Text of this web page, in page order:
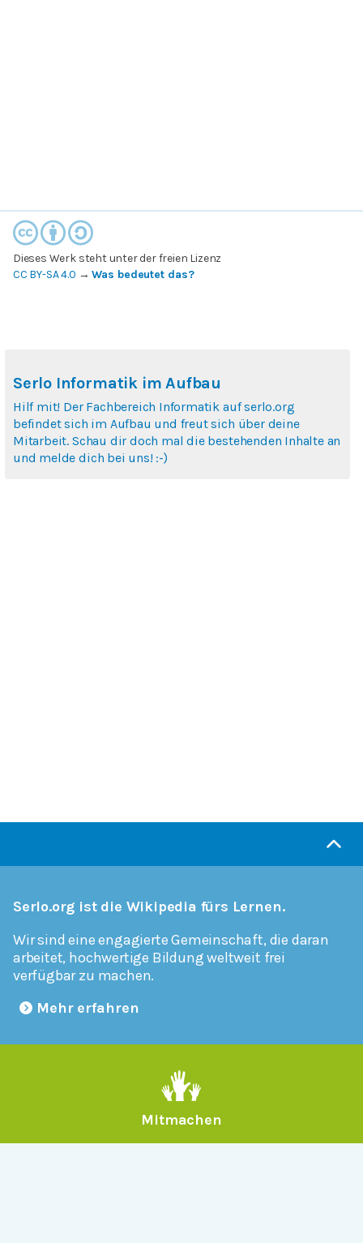
Dieses Werk steht unter der freien Lizenz
CC BY-SA 4.0 →Was bedeutet das?
Serlo Informatik im Aufbau
Hilf mit! Der Fachbereich Informatik auf serlo.org
befindet sich im Aufbau und freut sich über deine
Mitarbeit. Schau dir doch mal die bestehenden Inhalte an
und melde dich bei uns! :-)
Serlo.org ist die Wikipedia fürs Lernen.
Wir sind eine engagierte Gemeinschaft, die daran
arbeitet, hochwertige Bildung weltweit frei
verfügbar zu machen.
Mehr erfahren
Mitmachen